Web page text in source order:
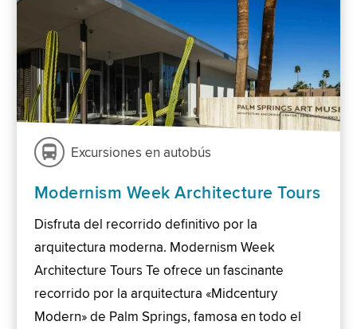
Excursiones en autobús
Modernism Week Architecture Tours
Disfruta del recorrido definitivo por la
arquitectura moderna. Modernism Week
Architecture Tours Te ofrece un fascinante
recorrido por la arquitectura «Midcentury
Modern» de Palm Springs, famosa en todo el